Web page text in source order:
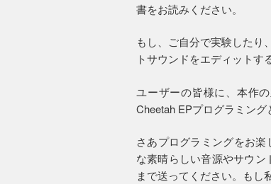
書をお読みください。
もし、ご自分で実験したり
トサウンドをエディットす
ユーザーの皆様に、本作
Cheetah EPプログラミング
さあプログラミングをお
な素晴らしい音源やサウ
まで送ってください。もし